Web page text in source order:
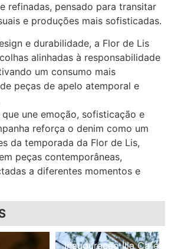
refinadas, pensado para transitar
e produções mais sofisticadas.
e durabilidade, a Flor de Lis
alinhadas à responsabilidade
um consumo mais
peças de apelo atemporal e
une emoção, sofisticação e
reforça o denim como um
da temporada da Flor de Lis,
peças contemporâneas,
a diferentes momentos e